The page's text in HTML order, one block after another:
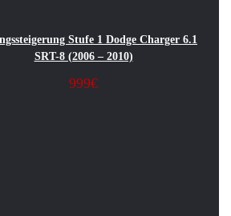
Stufe 1 Dodge Charger 6.1
SRT-8 (2006 – 2010)
999€